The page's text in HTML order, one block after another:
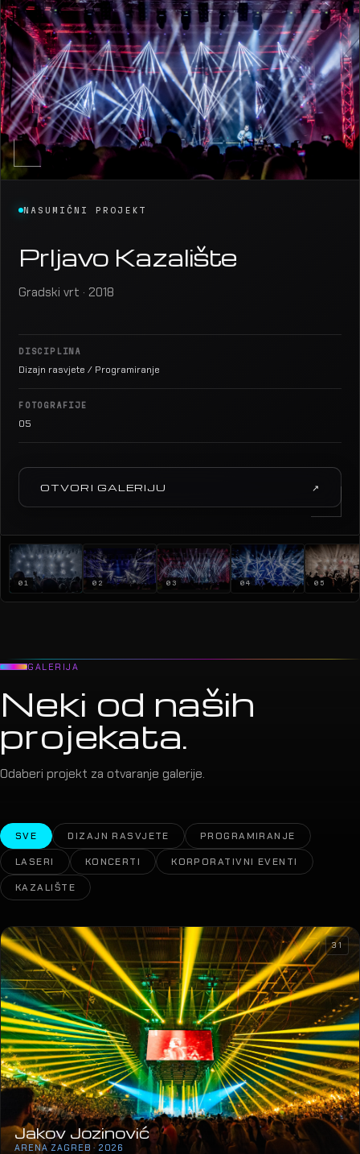
NASUMIČNI PROJEKT
Prljavo Kazalište
Gradski vrt · 2018
DISCIPLINA
Dizajn rasvjete / Programiranje
FOTOGRAFIJE
05
OTVORI GALERIJU ↗
01 02 03 04 05
GALERIJA
Neki od naših
projekata.
Odaberi projekt za otvaranje galerije.
SVE DIZAJN RASVJETE
PROGRAMIRANJE
LASERI
KONCERTI
KORPORATIVNI EVENTI
KAZALIŠTE
Jakov Jozinović
ARENA ZAGREB · 2026
31